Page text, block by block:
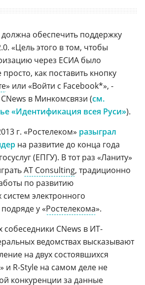
обеспечить поддержку
«Цель этого в том, чтобы
через ЕСИА было
как поставить кнопку
» или «Войти с Facebook*», -
в Минкомсвязи (см.
«Идентификация всея Руси»).
г. «Ростелеком» разыграл
на развитие до конца года
(ЕПГУ). В тот раз «Ланиту»
AT Consulting, традиционно
по развитию
электронного
у «Ростелекома».
собеседники CNews в ИТ-
ведомствах высказывают
на двух состоявшихся
» и R-Style на самом деле не
конкуренции за данные